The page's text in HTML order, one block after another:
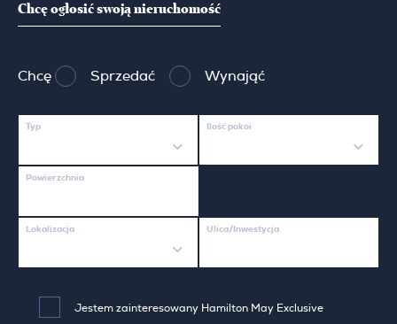
Chcę ogłosić swoją nieruchomość
Chcę Sprzedać Wynająć
Typ Ilość pokoi
Powierzchnia
Lokalizacja Ulica/Inwestycja
Jestem zainteresowany Hamilton May Exclusive